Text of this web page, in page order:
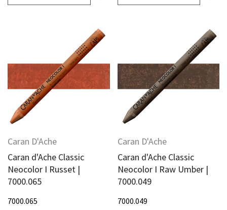
Caran D'Ache
Caran d'Ache Classic
Neocolor I Russet |
7000.065
7000.065
Caran D'Ache
Caran d'Ache Classic
Neocolor I Raw Umber |
7000.049
7000.049